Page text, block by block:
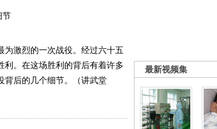
节
为激烈的一次战役。经过六十五
利。在这场胜利的背后有着许多
背后的几个细节。（讲武堂
最新视频集